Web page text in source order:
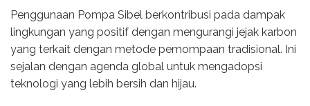
Penggunaan Pompa Sibel berkontribusi pada dampak
lingkungan yang positif dengan mengurangi jejak karbon
yang terkait dengan metode pemompaan tradisional. Ini
sejalan dengan agenda global untuk mengadopsi
teknologi yang lebih bersih dan hijau.